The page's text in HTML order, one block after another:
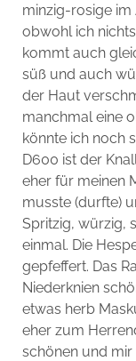
minzig-rosige im
obwohl ich
kommt auch
süß und auch
der Haut
manchmal eine
könnte ich noch
D600 ist der
eher für meinen
musste (durfte)
Spritzig, würzig,
einmal. Die
gepfeffert. Das
Niederknien
etwas herb
eher zum
schönen und